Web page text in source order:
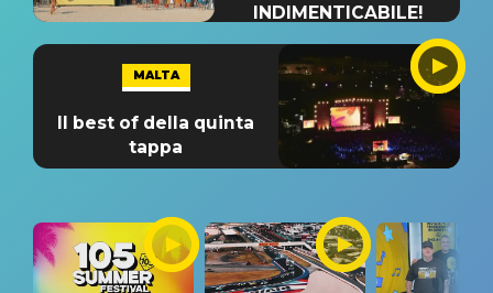
INDIMENTICABILE!
MALTA
Il best of della quinta
tappa